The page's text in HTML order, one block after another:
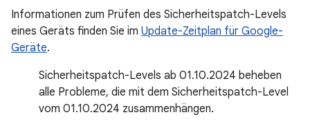
Informationen zum Prüfen des Sicherheitspatch-Levels
eines Geräts finden Sie im Update-Zeitplan für Google-
Geräte.
Sicherheitspatch-Levels ab 01.10.2024 beheben
alle Probleme, die mit dem Sicherheitspatch-Level
vom 01.10.2024 zusammenhängen.